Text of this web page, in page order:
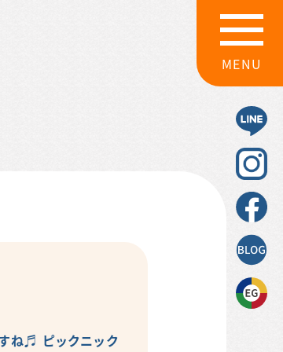
MENU
ね♬ ピックニック